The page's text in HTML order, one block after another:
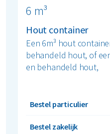
6 m³
Hout container
Een 6m³ hout
behandeld hout, of
en behandeld hout,
Bestel particulier
Bestel zakelijk